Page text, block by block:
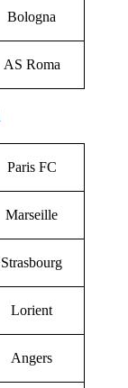
Bologna
AS Roma
Paris FC
Marseille
Strasbourg
Lorient
Angers